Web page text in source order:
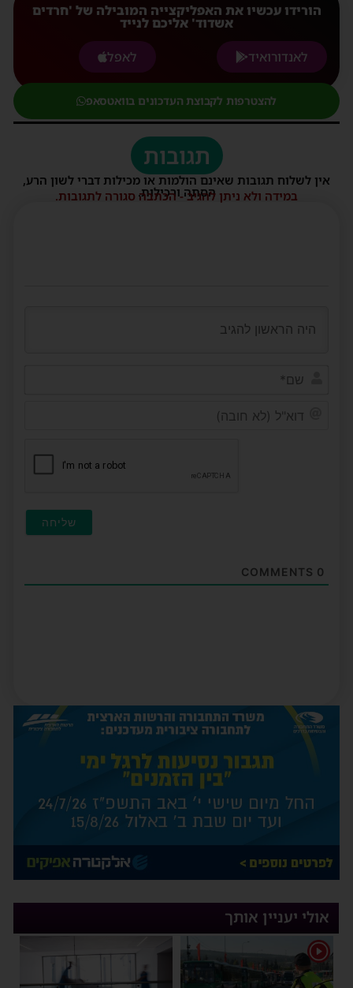
הורידו עכשיו את האפליקצייה המובילה של 'חרדים
אשדוד' אליכם לנייד
לאנדורואיד
לאפל
להצטרפות לקבוצת העדכונים בוואטסאפ
תגובות
אין לשלוח תגובות שאינם הולמות או מכילות דברי לשון הרע,
הסתה ורכילות.
במידה ולא ניתן להגיב - הכתבה סגורה לתגובות.
0
אולי יעניין אותך
1